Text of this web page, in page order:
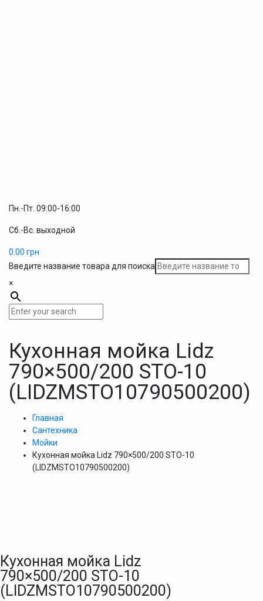
Пн.-Пт. 09:00-16:00
Сб.-Вс. выходной
0.00 грн
Введите название товара для поиска
×
Кухонная мойка Lidz
790×500/200 STO-10
(LIDZМSTO10790500200)
Главная
Сантехника
Мойки
Кухонная мойка Lidz 790×500/200 STO-10
(LIDZМSTO10790500200)
Кухонная мойка Lidz
790×500/200 STO-10
(LIDZМSTO10790500200)